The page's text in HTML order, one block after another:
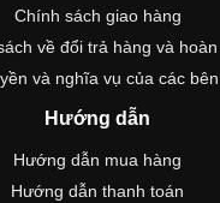
Chính sách giao hàng
về đổi trả hàng và hoàn
và nghĩa vụ của các bên
Hướng dẫn
Hướng dẫn mua hàng
Hướng dẫn thanh toán